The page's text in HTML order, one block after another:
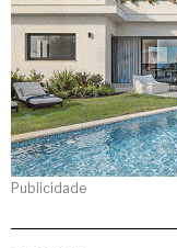
Publicidade